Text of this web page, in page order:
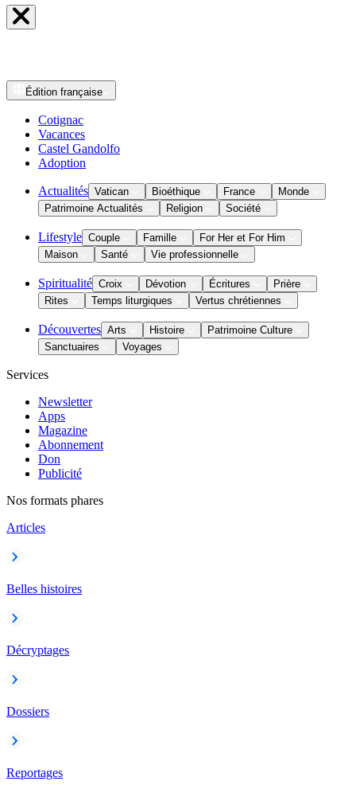
Édition française
Cotignac
Vacances
Castel Gandolfo
Adoption
Actualités Vatican Bioéthique France
Monde
Patrimoine Actualités
Religion Société
Lifestyle Couple Famille
For Her et For Him
Maison
Santé Vie professionnelle
Spiritualité Croix Dévotion Écritures
Prière
Rites
Temps liturgiques Vertus chrétiennes
Découvertes Arts Histoire
Patrimoine Culture
Sanctuaires
Voyages
Services
Newsletter
Apps
Magazine
Abonnement
Don
Publicité
Nos formats phares
Articles
Belles histoires
Décryptages
Dossiers
Reportages